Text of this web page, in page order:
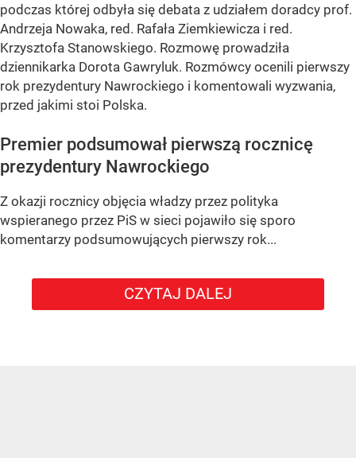
podczas której odbyła się debata z udziałem doradcy prof.
Andrzeja Nowaka, red. Rafała Ziemkiewicza i red.
Krzysztofa Stanowskiego. Rozmowę prowadziła
dziennikarka Dorota Gawryluk. Rozmówcy ocenili pierwszy
rok prezydentury Nawrockiego i komentowali wyzwania,
przed jakimi stoi Polska.
Premier podsumował pierwszą rocznicę
prezydentury Nawrockiego
Z okazji rocznicy objęcia władzy przez polityka
wspieranego przez PiS w sieci pojawiło się sporo
komentarzy podsumowujących pierwszy rok...
CZYTAJ DALEJ